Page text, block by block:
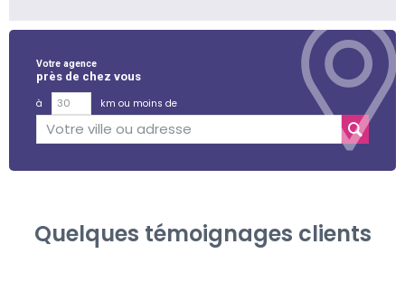
Votre agence
près de chez vous
à
km ou moins de
Quelques témoignages clients